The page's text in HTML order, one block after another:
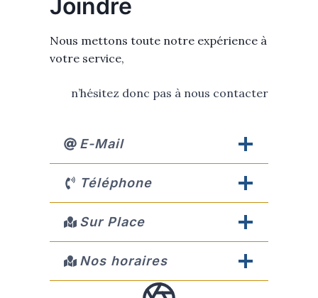
Joindre
Nous mettons toute notre expérience à
votre service,
n’hésitez donc pas à nous contacter
E-Mail
Téléphone
Sur Place
Nos horaires